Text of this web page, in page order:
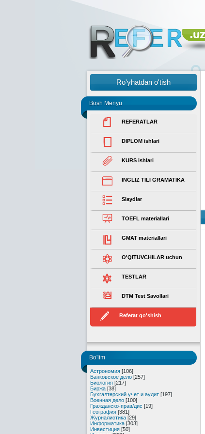
Ro'yhatdan o'tish
Bosh Menyu
REFERATLAR
DIPLOM ishlari
KURS ishlari
INGLIZ TILI GRAMATIKA
Slaydlar
TOEFL materiallari
GMAT materiallari
O'QITUVCHILAR uchun
TESTLAR
DTM Test Savollari
Referat qo'shish
Bo'lim
Астрономия [106]
Банковское дело [257]
Биология [217]
Биржа [38]
Бухгалтерский учет и аудит [197]
Военная дело [100]
Гражданско-прав/дис [19]
География [381]
Журналистика [29]
Информатика [303]
Инвестиция [50]